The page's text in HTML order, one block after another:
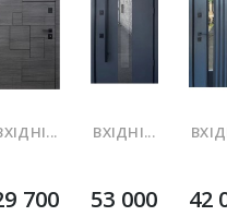
700
ВХІДНІ...
53 000 42